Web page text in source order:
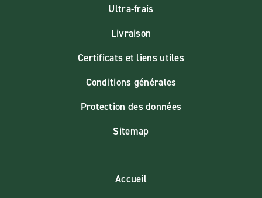
Ultra-frais
Livraison
Certificats et liens utiles
Conditions générales
Protection des données
Sitemap
Accueil